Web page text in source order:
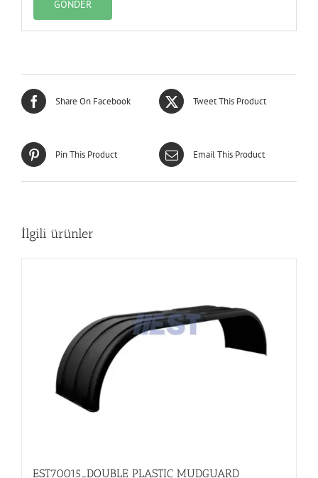
Share On Facebook Tweet This Product
Pin This Product Email This Product
İlgili ürünler
EST70015_DOUBLE PLASTIC MUDGUARD